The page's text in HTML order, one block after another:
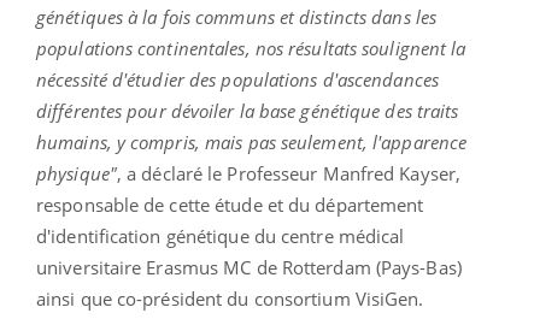
génétiques à la fois communs et distincts dans les
populations continentales, nos résultats soulignent la
nécessité d'étudier des populations d'ascendances
différentes pour dévoiler la base génétique des traits
humains, y compris, mais pas seulement, l'apparence
physique", a déclaré le Professeur Manfred Kayser,
responsable de cette étude et du département
d'identification génétique du centre médical
universitaire Erasmus MC de Rotterdam (Pays-Bas)
ainsi que co-président du consortium VisiGen.